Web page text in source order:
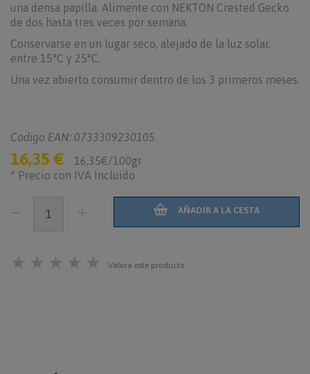
una densa papilla. Alimente con NEKTON Crested Gecko
de dos hasta tres veces por semana.
Conservarse en un lugar seco, alejado de la luz solar,
entre 15°C y 25°C.
Una vez abierto consumir dentro de los 3 primeros meses.
Codigo EAN: 0733309230105
16,35 €
16,35€/100gr
* Precio con IVA Incluido
AÑADIR A LA CESTA
★ ★ ★ ★ ★ Valora este producto